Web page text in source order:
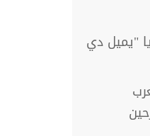
"يميل دي